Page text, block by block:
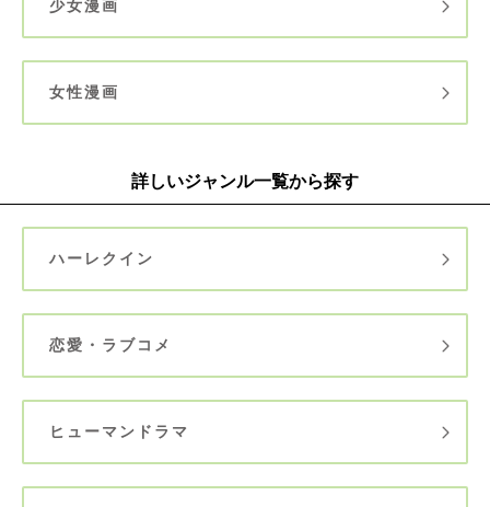
少女漫画
女性漫画
詳しいジャンル一覧から探す
ハーレクイン
恋愛・ラブコメ
ヒューマンドラマ